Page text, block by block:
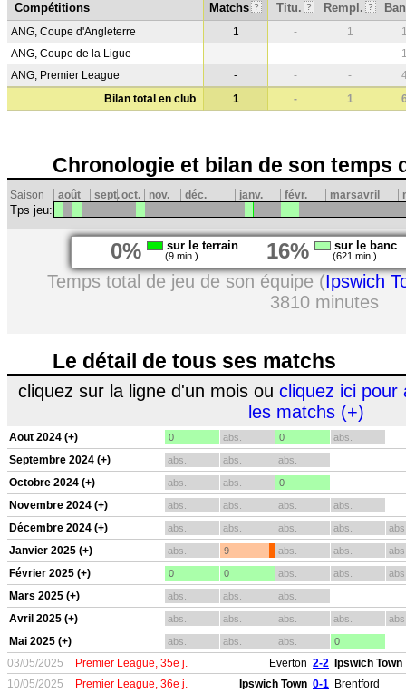
Compétitions Matchs ? Titu. ? Rempl. ?
ANG, Coupe d'Angleterre 1 - 1
ANG, Coupe de la Ligue
- - -
ANG, Premier League
- - -
Bilan total en club
1 - 1
Chronologie et bilan de son temps
Saison août sept.oct. nov. déc. janv. févr. marsavril
Tps jeu:
0% sur le terrain
(9 min.) 16% sur le banc
(621 min.)
Temps total de jeu de son équipe (Ipswich
3810 minutes
Le détail de tous ses matchs
cliquez sur la ligne d'un mois ou cliquez ici pour
les matchs (+)
Aout 2024 (+) 0 abs. 0 abs.
Septembre 2024 (+) abs. abs. abs.
Octobre 2024 (+) abs. abs. 0
Novembre 2024 (+) abs. abs. abs. abs.
Décembre 2024 (+) abs. abs. abs. abs.
Janvier 2025 (+) abs. 9 abs. abs.
Février 2025 (+) 0 0 abs. abs.
Mars 2025 (+) abs. abs. abs.
Avril 2025 (+) abs. abs. abs. abs.
Mai 2025 (+) abs. abs. abs. 0
03/05/2025 Premier League, 35e j. Everton 2-2
Ipswich Town
10/05/2025
Premier League, 36e j. Ipswich Town 0-1 Brentford